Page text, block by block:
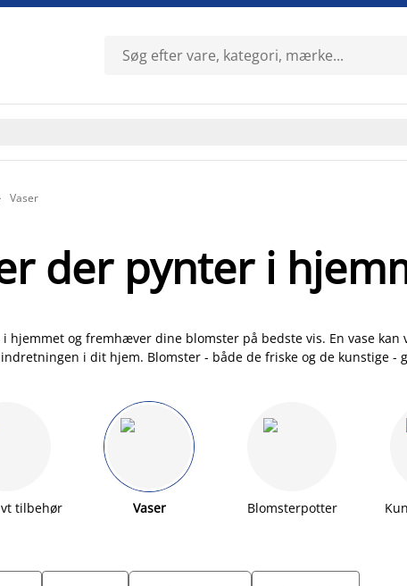
Vaser
der pynter i
i hjemmet og fremhæver dine blomster på bedste vis. En vase kan
i dit hjem. Blomster - både de friske og de kunstige -
så du nemt finder en vase, der passer ind i dit hjem.
tilbehør Vaser Blomsterpotter